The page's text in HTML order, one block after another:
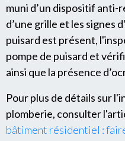
muni d’un dispositif
d’une grille et les signes
puisard est présent,
pompe de puisard et
ainsi que la présence
Pour plus de détails sur
plomberie, consulter
bâtiment résidentiel :